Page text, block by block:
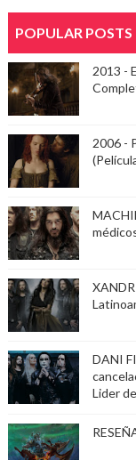
POPULAR POSTS
2013 -
2006 -
DANI
Lider